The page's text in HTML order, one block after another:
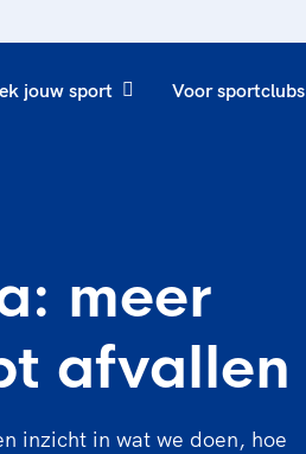
jouw sport Voor sportclubs
meer
afvallen
inzicht in wat we doen, hoe